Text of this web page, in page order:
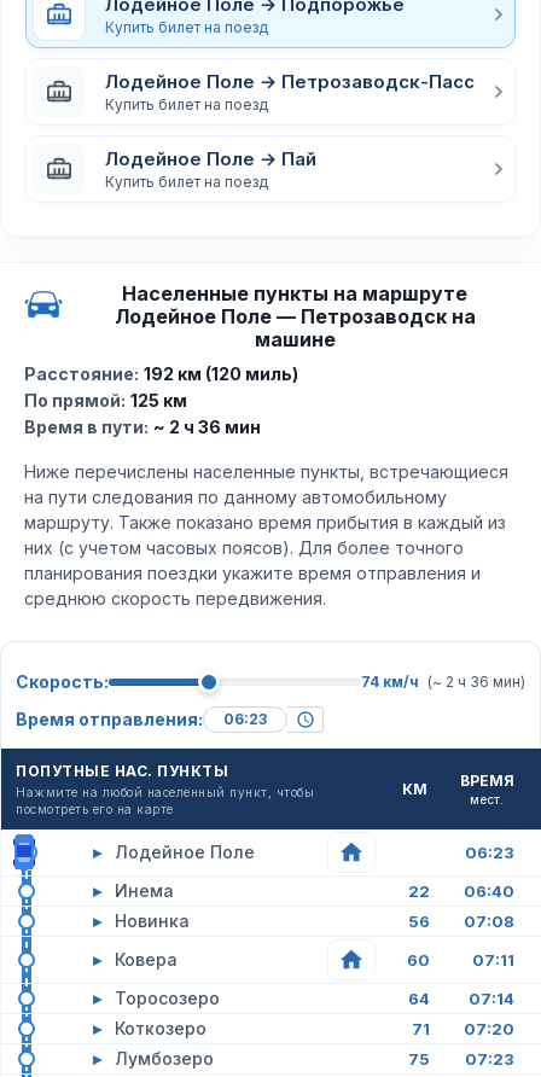
Купить билет на поезд
Лодейное Поле → Петрозаводск-Пасс
Купить билет на поезд
Лодейное Поле → Пай
Купить билет на поезд
Населенные пункты на маршруте
Лодейное Поле — Петрозаводск на
машине
Расстояние: 192 км (120 миль)
По прямой: 125 км
Время в пути: ~ 2 ч 36 мин
Ниже перечислены населенные пункты, встречающиеся
на пути следования по данному автомобильному
маршруту. Также показано время прибытия в каждый из
них (с учетом часовых поясов). Для более точного
планирования поездки укажите время отправления и
среднюю скорость передвижения.
Скорость: 74 км/ч (~ 2 ч 36 мин)
Время отправления:
ПОПУТНЫЕ НАС. ПУНКТЫ
Нажмите на любой населенный пункт, чтобы
посмотреть его на карте
КМ ВРЕМЯ
мест.
▸ Лодейное Поле 06:23
▸ Инема 22 06:40
▸ Новинка 56 07:08
▸ Ковера 60 07:11
▸ Торосозеро 64 07:14
▸ Коткозеро 71 07:20
▸ Лумбозеро 75 07:23